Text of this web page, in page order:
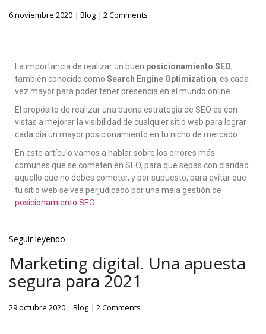
6 noviembre 2020 | Blog | 2 Comments
La importancia de realizar un buen posicionamiento SEO,
también conocido como Search Engine Optimization, es cada
vez mayor para poder tener presencia en el mundo online.
El propósito de realizar una buena estrategia de SEO es con
vistas a mejorar la visibilidad de cualquier sitio web para lograr
cada día un mayor posicionamiento en tu nicho de mercado.
En este artículo vamos a hablar sobre los errores más
comunes que se cometen en SEO, para que sepas con claridad
aquello que no debes cometer, y por supuesto, para evitar que
tu sitio web se vea perjudicado por una mala gestión de
posicionamiento SEO
Seguir leyendo
Marketing digital. Una apuesta
segura para 2021
29 octubre 2020 | Blog | 2 Comments